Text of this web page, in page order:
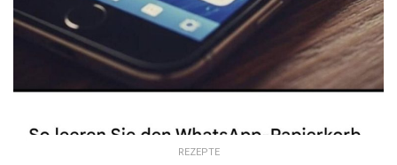
REZEPTE